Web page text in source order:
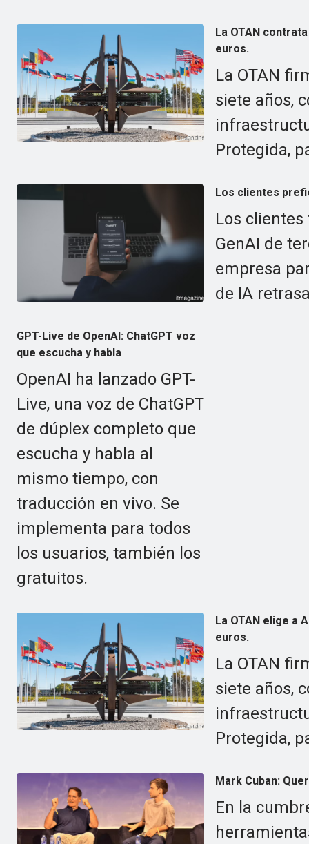
La OTAN
euros.
La OTAN
siete años,
Protegida,
Los clientes
Los
GenAI de
empresa
de IA
GPT-Live de OpenAI: ChatGPT voz
que escucha y habla
OpenAI ha lanzado GPT-
Live, una voz de ChatGPT
de dúplex completo que
escucha y habla al
mismo tiempo, con
traducción en vivo. Se
implementa para todos
los usuarios, también los
gratuitos.
La OTAN elige a
euros.
La OTAN
siete años,
Protegida,
Mark Cuban:
En la